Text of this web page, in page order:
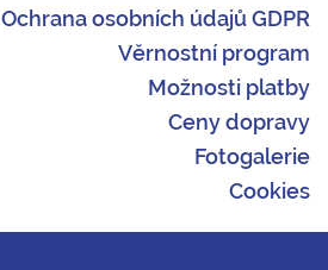
Ochrana osobních údajů GDPR
Věrnostní program
Možnosti platby
Ceny dopravy
Fotogalerie
Cookies